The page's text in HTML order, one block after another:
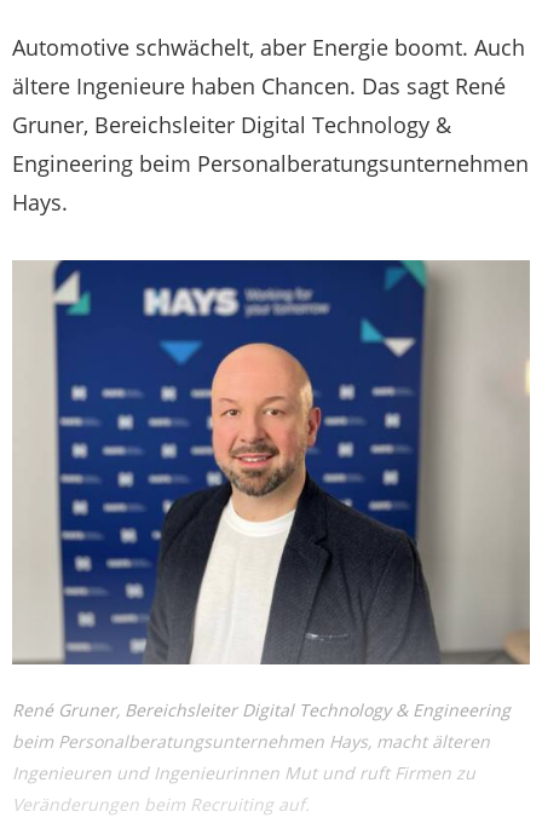
Automotive schwächelt, aber Energie boomt. Auch
ältere Ingenieure haben Chancen. Das sagt René
Gruner, Bereichsleiter Digital Technology &
Engineering beim Personalberatungsunternehmen
Hays.
René Gruner, Bereichsleiter Digital Technology & Engineering
beim Personalberatungsunternehmen Hays, macht älteren
Ingenieuren und Ingenieurinnen Mut und ruft Firmen zu
Veränderungen beim Recruiting auf.